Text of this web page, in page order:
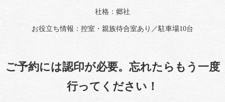
社格：郷社
お役立ち情報：控室・親族待合室あり／駐車場10台
ご予約には認印が必要。忘れたらもう一度
行ってください！